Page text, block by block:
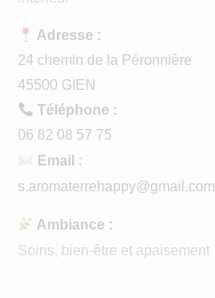
Adresse :
24 chemin de la Péronnière
45500 GIEN
Téléphone :
06 82 08 57 75
Email :
s.aromaterrehappy@gmail.com
Ambiance :
Soins, bien-être et apaisement